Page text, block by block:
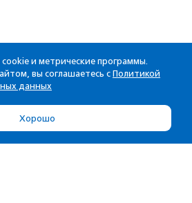
и метрические программы.
вы соглашаетесь с Политикой
данных
Хорошо